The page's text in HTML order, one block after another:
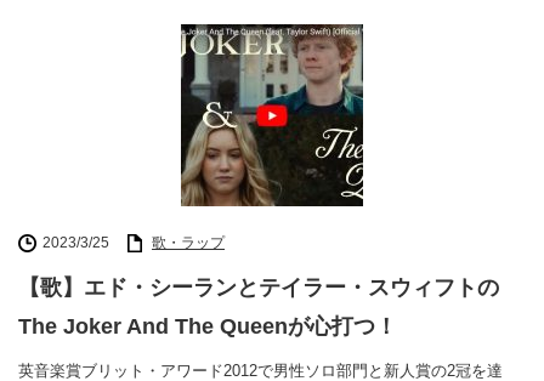
2023/3/25 歌・ラップ
【歌】エド・シーランとテイラー・スウィフトの
The Joker And The Queenが心打つ！
英音楽賞ブリット・アワード2012で男性ソロ部門と新人賞の2冠を達